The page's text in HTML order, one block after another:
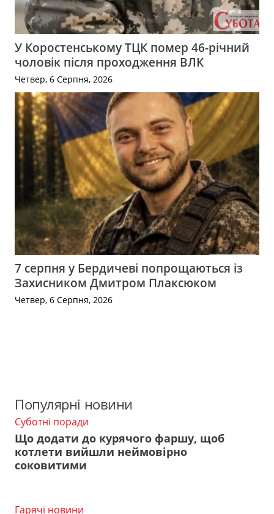
У Коростенському ТЦК помер 46-річний
чоловік після проходження ВЛК
Четвер, 6 Серпня, 2026
7 серпня у Бердичеві попрощаються із
Захисником Дмитром Плаксюком
Четвер, 6 Серпня, 2026
Популярні новини
Суботні поради
Що додати до курячого фаршу, щоб
котлети вийшли неймовірно
соковитими
Гарячі новини